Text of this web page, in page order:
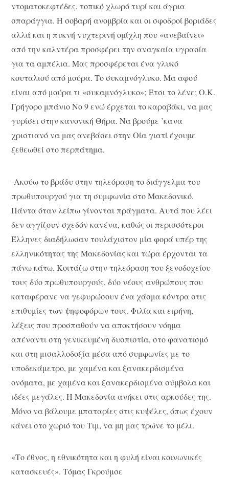
ντοματοκεφτέδες, τοπικό χλωρό τυρί και άγρια
σπαράγγια. Η σοβαρή ανομβρία και οι σφοδροί βοριάδες
αλλά και η πυκνή νυχτερινή ομίχλη που «ανεβαίνει»
από την καλντέρα προσφέρει την αναγκαία υγρασία
για τα αμπέλια. Μας προσφέρεται ένα γλυκό
κουταλιού από μούρα. Το συκαμνόγλυκο. Μα αφού
είναι από μούρα τι «συκαμνόγλυκο»; Έτσι το λένε; Ο.Κ.
Γρήγορο μπάνιο Νο 9 ενώ έρχεται το καραβάκι, να μας
γυρίσει στην κανονική Θήρα. Να βρούμε ’κανα
χριστιανό να μας ανεβάσει στην Οία γιατί έχουμε
ξεθεωθεί στο περπάτημα.
-Ακούω το βράδυ στην τηλεόραση το διάγγελμα του
πρωθυπουργού για τη συμφωνία στο Μακεδονικό.
Πάντα όταν λείπω γίνονται πράγματα. Αυτά που λέει
δεν αγγίζουν σχεδόν κανένα, καθώς οι περισσότεροι
Έλληνες διαδήλωσαν τουλάχιστον μία φορά υπέρ της
ελληνικότητας της Μακεδονίας και τώρα έρχονται τα
πάνω κάτω. Κοιτάζω στην τηλεόραση του ξενοδοχείου
τους δύο πρωθυπουργούς, δύο νέους ανθρώπους που
καταφέρανε να γεφυρώσουν ένα χάσμα κόντρα στις
επιθυμίες των ψηφοφόρων τους. Φιλία και ειρήνη,
λέξεις που προσπαθούν να αποκτήσουν νόημα
απέναντι στη γενικευμένη δυσπιστία, στο φανατισμό
και στη μισαλλοδοξία μέσα από συμφωνίες με το
υποδεκάμετρο, με χαμένα και ξανακερδισμένα
ονόματα, με χαμένα και ξανακερδισμένα σύμβολα και
ιδέες μεγάλες. Η Μακεδονία ανήκει στις αρκούδες της.
Μόνο να βάλουμε μπαταρίες στις κυψέλες, όπως έχουν
κάνει στο χωριό του Τιμ, να μη μας τρώνε το μέλι.
«Το έθνος, η εθνικότητα και η φυλή είναι κοινωνικές
κατασκευές». Τόμας Γκρούμσε